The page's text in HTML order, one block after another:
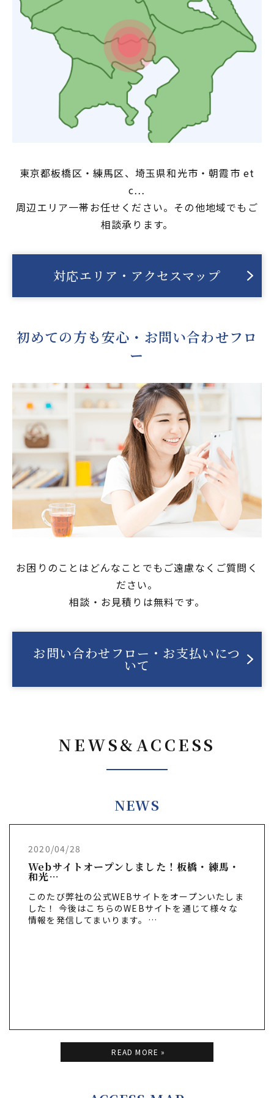
東京都板橋区・練馬区、埼玉県和光市・朝霞市 et
c…
周辺エリア一帯お任せください。その他地域でもご
相談承ります。
対応エリア・アクセスマップ
初めての方も安心・お問い合わせフロ
ー
お困りのことはどんなことでもご遠慮なくご質問く
ださい。
相談・お見積りは無料です。
お問い合わせフロー・お支払いにつ
いて
NEWS&ACCESS
NEWS
2020/04/28
Webサイトオープンしました！板橋・練馬・
和光…
このたび弊社の公式WEBサイトをオープンいたしま
した！ 今後はこちらのWEBサイトを通じて様々な
情報を発信してまいります。…
READ MORE »